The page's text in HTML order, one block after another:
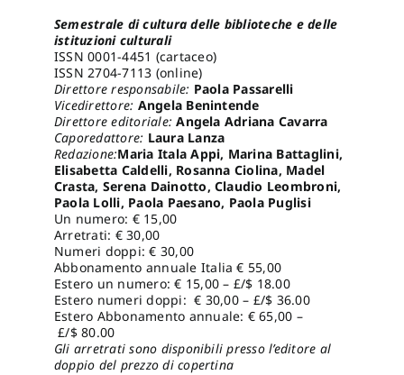
Proposte di pubblicazione
Gangemi Editore
Newsletter
Semestrale di cultura delle biblioteche e delle
istituzioni culturali
ISSN 0001-4451 (cartaceo)
ISSN 2704-7113 (online)
Direttore responsabile: Paola Passarelli
Vicedirettore: Angela Benintende
Direttore editoriale:Angela Adriana Cavarra
Caporedattore: Laura Lanza
Redazione:Maria Itala Appi, Marina Battaglini,
Elisabetta Caldelli, Rosanna Ciolina, Madel
Crasta, Serena Dainotto, Claudio Leombroni,
Paola Lolli, Paola Paesano, Paola Puglisi
Un numero: € 15,00
Arretrati: € 30,00
Numeri doppi: € 30,00
Abbonamento annuale Italia € 55,00
Estero un numero: € 15,00 – £/$ 18.00
Estero numeri doppi: € 30,00 – £/$ 36.00
Estero Abbonamento annuale: € 65,00 –
£/$ 80.00
Gli arretrati sono disponibili presso l’editore al
doppio del prezzo di copertina